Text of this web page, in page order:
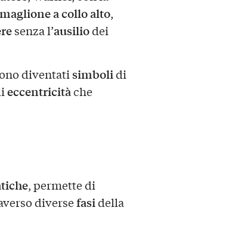
maglione a collo alto,
senza l’ausiliodei
diventatisimbolidi
eccentricitàche
, permette di
diversefasidella